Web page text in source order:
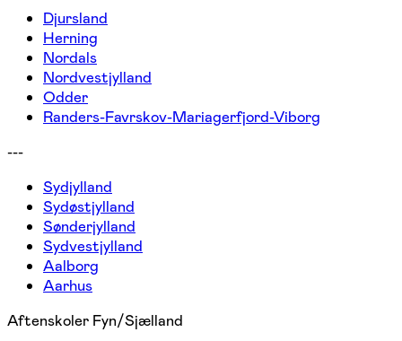
Djursland
Herning
Nordals
Nordvestjylland
Odder
Randers-Favrskov-Mariagerfjord-Viborg
---
Sydjylland
Sydøstjylland
Sønderjylland
Sydvestjylland
Aalborg
Aarhus
Aftenskoler Fyn/Sjælland